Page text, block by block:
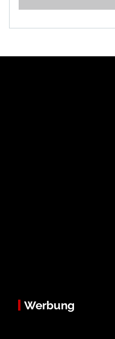
Werbung